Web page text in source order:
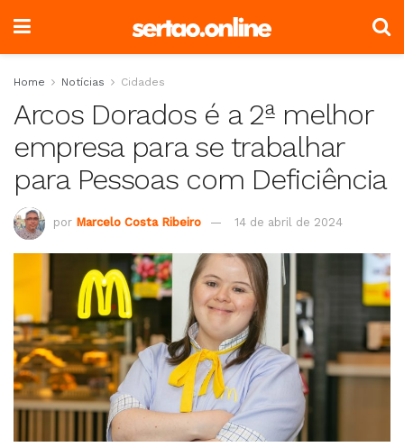
Home Notícias Cidades
Arcos Dorados é a 2ª melhor
empresa para se trabalhar
para Pessoas com Deficiência
por Marcelo Costa Ribeiro 14 de abril de 2024